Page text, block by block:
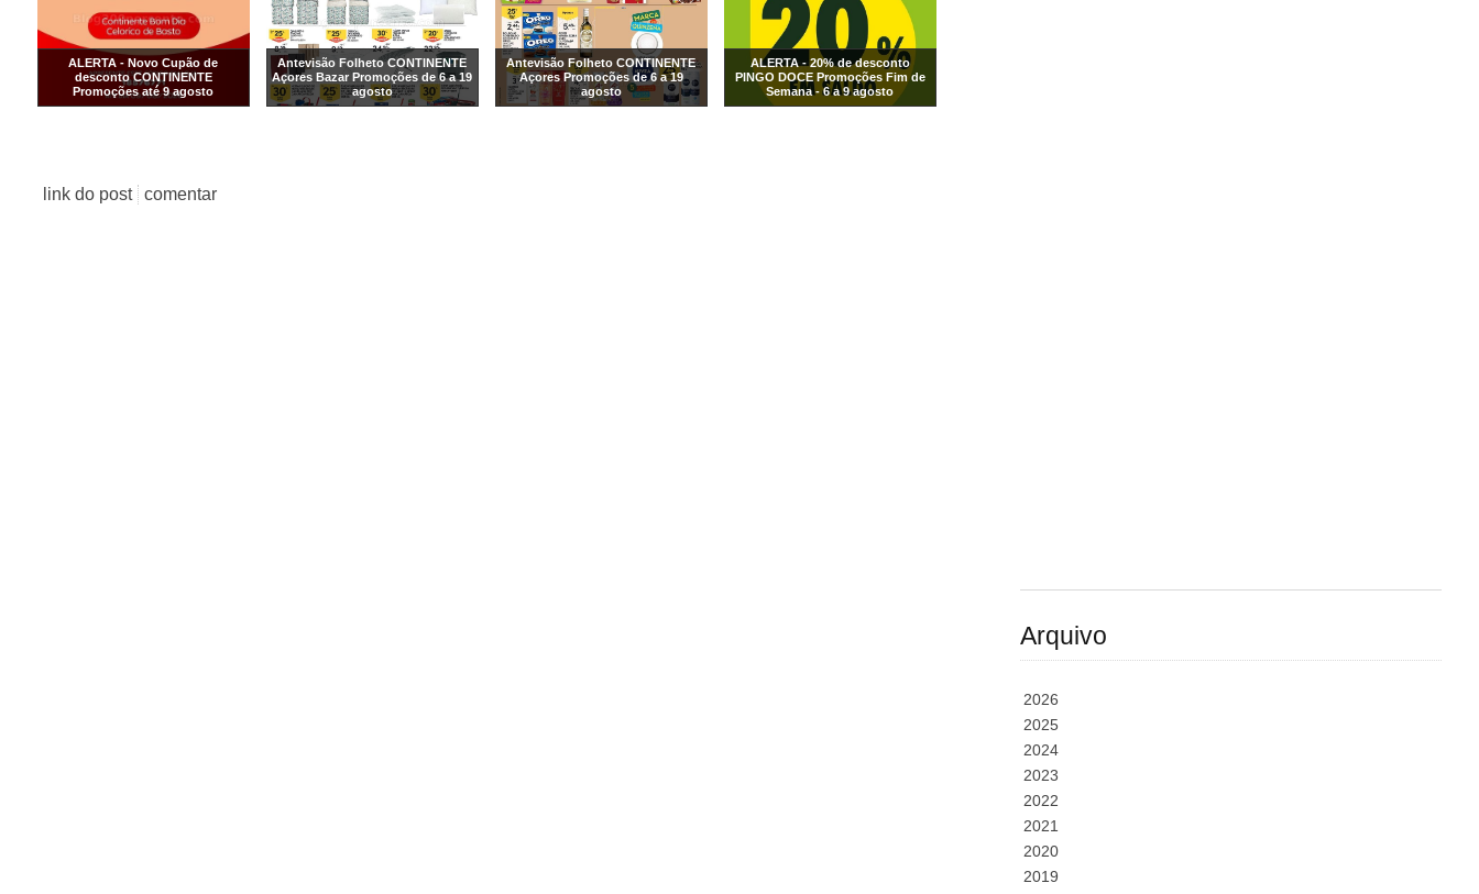
ALERTA - Novo Cupão de
desconto CONTINENTE
Promoções até 9 agosto
Antevisão Folheto CONTINENTE
Açores Bazar Promoções de 6 a 19
agosto
Antevisão Folheto CONTINENTE
Açores Promoções de 6 a 19
agosto
ALERTA - 20% de desconto
PINGO DOCE Promoções Fim de
Semana - 6 a 9 agosto
link do post comentar
Arquivo
2026
2025
2024
2023
2022
2021
2020
2019